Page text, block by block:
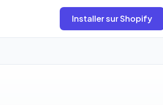
Installer sur Shopify